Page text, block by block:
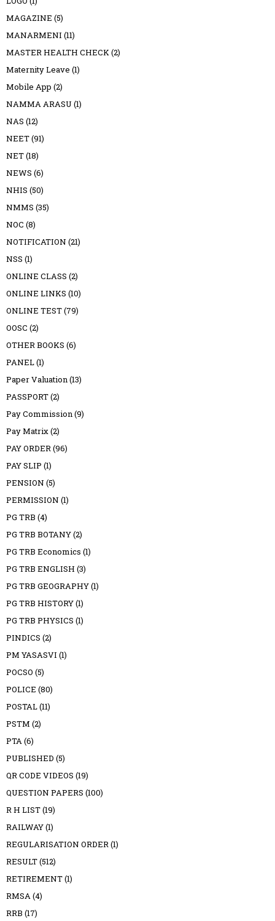
MAGAZINE (5)
MANARMENI (11)
MASTER HEALTH CHECK(2)
Maternity Leave (1)
Mobile App (2)
NAMMA ARASU (1)
NAS (12)
NEET(91)
NET(18)
NEWS (6)
NHIS (50)
NMMS (35)
NOC (8)
NOTIFICATION (21)
NSS (1)
ONLINE CLASS (2)
ONLINE LINKS (10)
ONLINE TEST(79)
OOSC (2)
OTHER BOOKS (6)
PANEL(1)
Paper Valuation(13)
PASSPORT(2)
Pay Commission(9)
Pay Matrix(2)
PAY ORDER(96)
PAY SLIP (1)
PENSION (5)
PERMISSION (1)
PG TRB (4)
PG TRB BOTANY(2)
PG TRB Economics (1)
PG TRB ENGLISH (3)
PG TRB GEOGRAPHY(1)
PG TRB HISTORY(1)
PG TRB PHYSICS (1)
PINDICS (2)
PM YASASVI (1)
POCSO (5)
POLICE (80)
POSTAL(11)
PSTM (2)
PTA(6)
PUBLISHED (5)
QR CODE VIDEOS (19)
QUESTION PAPERS (100)
R H LIST(19)
RAILWAY(1)
REGULARISATION ORDER(1)
RESULT(512)
RETIREMENT(1)
RMSA(4)
RRB (17)